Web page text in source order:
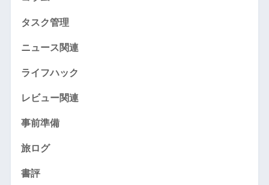
タスク管理
ニュース関連
ライフハック
レビュー関連
事前準備
旅ログ
書評